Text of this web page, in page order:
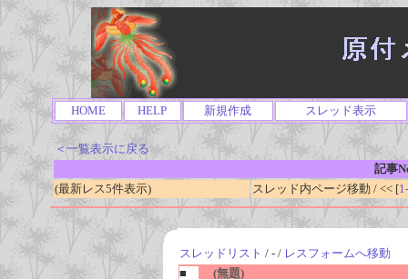
HOME HELP 新規作成 スレッド表示
＜一覧表示に戻る
記事
(最新レス5件表示)
スレッド内ページ移動 / << [
スレッドリスト / - / レスフォームへ移動
■
(無題)